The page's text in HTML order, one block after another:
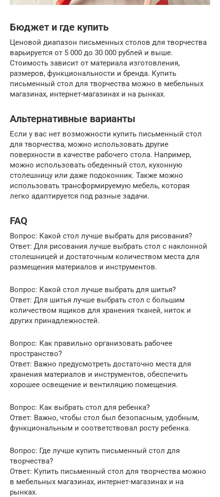
Бюджет и где купить
Ценовой диапазон письменных столов для творчества
варьируется от 5 000 до 30 000 рублей и выше.
Стоимость зависит от материала изготовления,
размеров, функциональности и бренда. Купить
письменный стол для творчества можно в мебельных
магазинах, интернет-магазинах и на рынках.
Альтернативные варианты
Если у вас нет возможности купить письменный стол
для творчества, можно использовать другие
поверхности в качестве рабочего стола. Например,
можно использовать обеденный стол, кухонную
столешницу или даже подоконник. Также можно
использовать трансформируемую мебель, которая
легко адаптируется под разные задачи.
FAQ
Вопрос: Какой стол лучше выбрать для рисования?
Ответ: Для рисования лучше выбрать стол с наклонной
столешницей и достаточным количеством места для
размещения материалов и инструментов.
Вопрос: Какой стол лучше выбрать для шитья?
Ответ: Для шитья лучше выбрать стол с большим
количеством ящиков для хранения тканей, ниток и
других принадлежностей.
Вопрос: Как правильно организовать рабочее
пространство?
Ответ: Важно предусмотреть достаточно места для
хранения материалов и инструментов, обеспечить
хорошее освещение и вентиляцию помещения.
Вопрос: Как выбрать стол для ребенка?
Ответ: Важно, чтобы стол был безопасным, удобным,
функциональным и соответствовал росту ребенка.
Вопрос: Где лучше купить письменный стол для
творчества?
Ответ: Купить письменный стол для творчества можно
в мебельных магазинах, интернет-магазинах и на
рынках.